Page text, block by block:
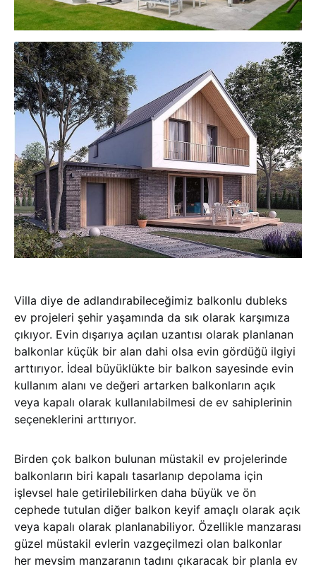
Villa diye de adlandırabileceğimiz balkonlu dubleks
ev projeleri şehir yaşamında da sık olarak karşımıza
çıkıyor. Evin dışarıya açılan uzantısı olarak planlanan
balkonlar küçük bir alan dahi olsa evin gördüğü ilgiyi
arttırıyor. İdeal büyüklükte bir balkon sayesinde evin
kullanım alanı ve değeri artarken balkonların açık
veya kapalı olarak kullanılabilmesi de ev sahiplerinin
seçeneklerini arttırıyor.
Birden çok balkon bulunan müstakil ev projelerinde
balkonların biri kapalı tasarlanıp depolama için
işlevsel hale getirilebilirken daha büyük ve ön
cephede tutulan diğer balkon keyif amaçlı olarak açık
veya kapalı olarak planlanabiliyor. Özellikle manzarası
güzel müstakil evlerin vazgeçilmezi olan balkonlar
her mevsim manzaranın tadını çıkaracak bir planla ev